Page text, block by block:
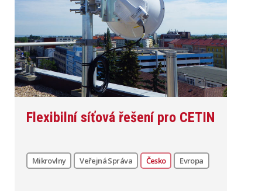
Flexibilní síťová řešení pro CETIN
Mikrovlny Veřejná Správa Česko Evropa